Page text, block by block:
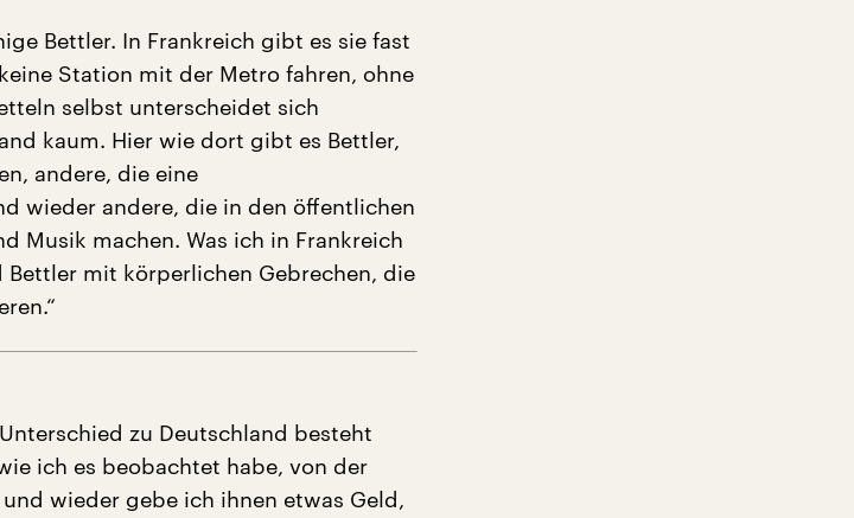
Bettler. In Frankreich gibt es sie fast
Station mit der Metro fahren, ohne
selbst unterscheidet sich
kaum. Hier wie dort gibt es Bettler,
andere, die eine
wieder andere, die in den öffentlichen
Musik machen. Was ich in Frankreich
Bettler mit körperlichen Gebrechen, die
zu Deutschland besteht
ich es beobachtet habe, von der
wieder gebe ich ihnen etwas Geld,